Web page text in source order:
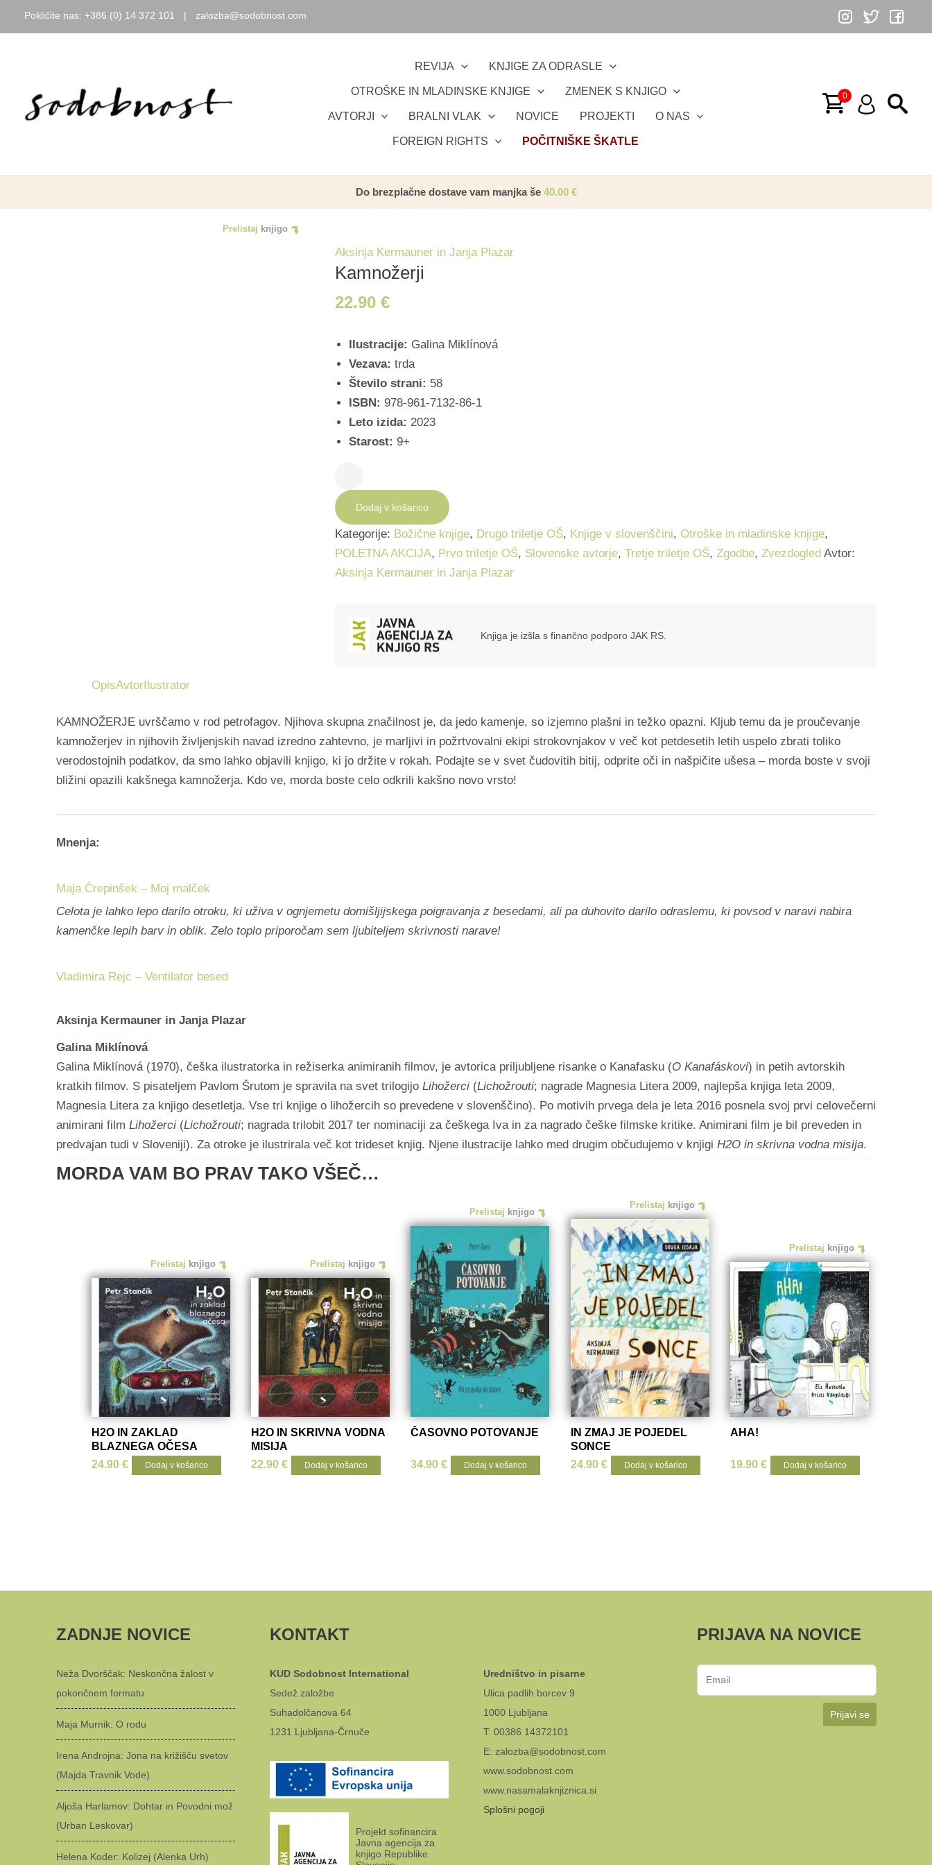
Pokličite nas: +386 (0) 14 372 101 | zalozba@sodobnost.com
REVIJA KNJIGE ZA ODRASLE
OTROŠKE IN MLADINSKE KNJIGE ZMENEK S KNJIGO
AVTORJI BRALNI VLAK NOVICE PROJEKTI O NAS
FOREIGN RIGHTS POČITNIŠKE ŠKATLE
Do brezplačne dostave vam manjka še 40.00€
Prelistaj knjigo
Aksinja Kermauner in Janja Plazar
Kamnožerji
22.90€
Ilustracije: Galina Miklínová
Vezava: trda
Število strani: 58
ISBN: 978-961-7132-86-1
Leto izida: 2023
Starost: 9+
količina
Dodaj v košarico
Kategorije: Božične knjige, Drugo triletje OŠ, Knjige v slovenščini, Otroške in mladinske knjige,
POLETNA AKCIJA, Prvo triletje OŠ, Slovenske avtorje, Tretje triletje OŠ, Zgodbe, Zvezdogled Avtor:
Aksinja Kermauner in Janja Plazar
Knjiga je izšla s finančno podporo JAK RS.
OpisAvtorIlustrator
KAMNOŽERJE uvrščamo v rod petrofagov. Njihova skupna značilnost je, da jedo kamenje, so izjemno plašni in težko opazni. Kljub temu da je proučevanje
kamnožerjev in njihovih življenjskih navad izredno zahtevno, je marljivi in požrtvovalni ekipi strokovnjakov v več kot petdesetih letih uspelo zbrati toliko
verodostojnih podatkov, da smo lahko objavili knjigo, ki jo držite v rokah. Podajte se v svet čudovitih bitij, odprite oči in našpičite ušesa – morda boste v svoji
bližini opazili kakšnega kamnožerja. Kdo ve, morda boste celo odkrili kakšno novo vrsto!
Mnenja:
Maja Črepinšek – Moj malček
Celota je lahko lepo darilo otroku, ki uživa v ognjemetu domišljijskega poigravanja z besedami, ali pa duhovito darilo odraslemu, ki povsod v naravi nabira
kamenčke lepih barv in oblik. Zelo toplo priporočam sem ljubiteljem skrivnosti narave!
Vladimira Rejc – Ventilator besed
Aksinja Kermauner in Janja Plazar
Galina Miklínová
Galina Miklínová (1970), češka ilustratorka in režiserka animiranih filmov, je avtorica priljubljene risanke o Kanafasku (O Kanafáskovi) in petih avtorskih
kratkih filmov. S pisateljem Pavlom Šrutom je spravila na svet trilogijo Lihožerci(Lichožrouti; nagrade Magnesia Litera 2009, najlepša knjiga leta 2009,
Magnesia Litera za knjigo desetletja. Vse tri knjige o lihožercih so prevedene v slovenščino). Po motivih prvega dela je leta 2016 posnela svoj prvi celovečerni
animirani film Lihožerci(Lichožrouti; nagrada trilobit 2017 ter nominaciji za češkega Iva in za nagrado češke filmske kritike. Animirani film je bil preveden in
predvajan tudi v Sloveniji). Za otroke je ilustrirala več kot trideset knjig. Njene ilustracije lahko med drugim občudujemo v knjigi H2O in skrivna vodna misija.
MORDA VAM BO PRAV TAKO VŠEČ…
Prelistaj knjigo
H2O IN ZAKLAD
BLAZNEGA OČESA
24.90€ Dodaj v košarico
Prelistaj knjigo
H2O IN SKRIVNA VODNA
MISIJA
22.90€ Dodaj v košarico
Prelistaj knjigo
ČASOVNO POTOVANJE
34.90 € Dodaj v košarico
Prelistaj knjigo
IN ZMAJ JE POJEDEL
SONCE
24.90€ Dodaj v košarico
Prelistaj knjigo
AHA!
19.90 € Dodaj v košarico
ZADNJE NOVICE
Neža Dvorščak: Neskončna žalost v
pokončnem formatu
Maja Murnik: O rodu
Irena Androjna: Jona na križišču svetov
(Majda Travnik Vode)
Aljoša Harlamov: Dohtar in Povodni mož
(Urban Leskovar)
Helena Koder: Kolizej (Alenka Urh)
KONTAKT
KUD Sodobnost International
Sedež založbe
Suhadolčanova 64
1231 Ljubljana-Črnuče
Projekt sofinancira
Javna agencija za
knjigo Republike
Uredništvo in pisarne
Ulica padlih borcev 9
1000 Ljubljana
T: 00386 14372101
E: zalozba@sodobnost.com
www.sodobnost.com
www.nasamalaknjiznica.si
Splošni pogoji
PRIJAVA NA NOVICE
Prijavi se